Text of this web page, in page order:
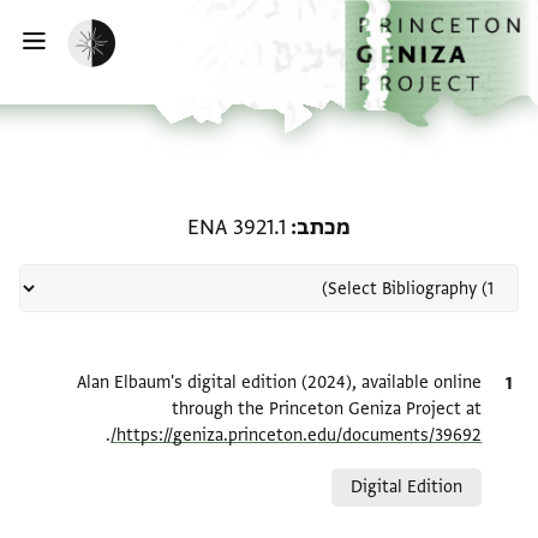
לתוכןהבית
הפעלת מצב כהה
מכתב ENA 3921.1
ציטוט
Alan Elbaum's digital edition (2024), available online
through the Princeton Geniza Project at
https://geniza.princeton.edu/documents/39692/
.
Digital Edition